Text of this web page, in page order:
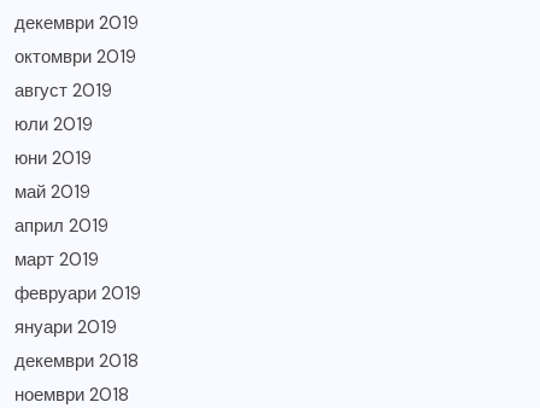
декември 2019
октомври 2019
август 2019
юли 2019
юни 2019
май 2019
април 2019
март 2019
февруари 2019
януари 2019
декември 2018
ноември 2018